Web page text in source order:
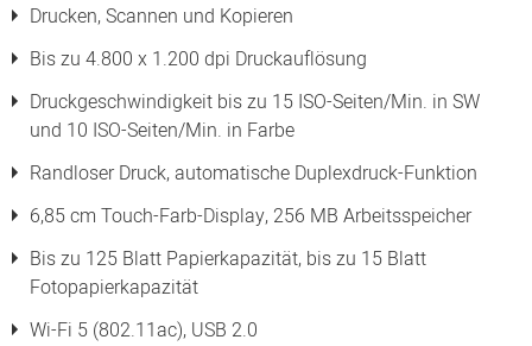
Drucken, Scannen und Kopieren
Bis zu 4.800 x 1.200 dpi Druckauflösung
Druckgeschwindigkeit bis zu 15 ISO-Seiten/Min. in SW
und 10 ISO-Seiten/Min. in Farbe
Randloser Druck, automatische Duplexdruck-Funktion
6,85 cm Touch-Farb-Display, 256 MB Arbeitsspeicher
Bis zu 125 Blatt Papierkapazität, bis zu 15 Blatt
Fotopapierkapazität
Wi-Fi 5 (802.11ac), USB 2.0